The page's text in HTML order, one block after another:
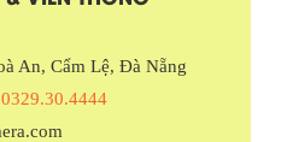
An, Cẩm Lệ, Đà Nẵng
0329.30.4444